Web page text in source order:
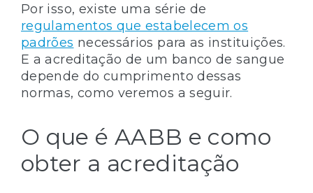
Por isso, existe uma série de
regulamentos que estabelecem os
padrões necessários para as instituições.
E a acreditação de um banco de sangue
depende do cumprimento dessas
normas, como veremos a seguir.
O que é AABB e como
obter a acreditação